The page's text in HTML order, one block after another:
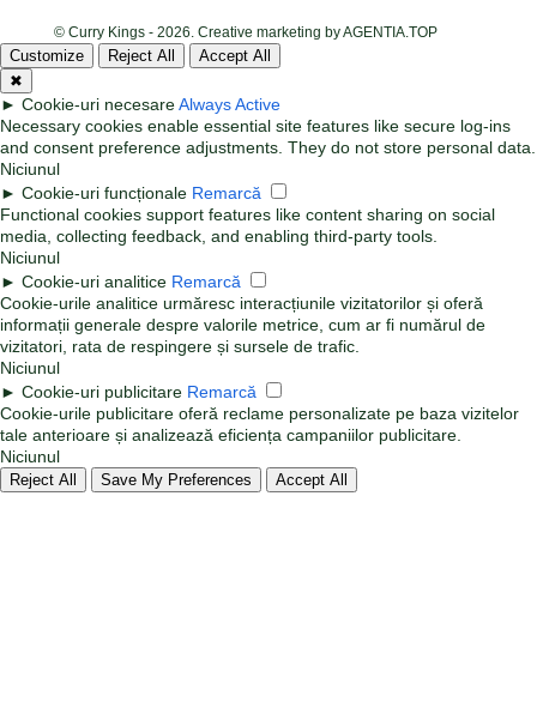
© Curry Kings - 2026. Creative marketing by AGENTIA.TOP
Customize Reject All
Accept All
✖
► Cookie-uri necesareAlways Active
Necessary cookies enable essential site features like secure log-ins
and consent preference adjustments. They do not store personal data.
Niciunul
► Cookie-uri funcționale Remarcă
Functional cookies support features like content sharing on social
media, collecting feedback, and enabling third-party tools.
Niciunul
► Cookie-uri analitice Remarcă
Cookie-urile analitice urmăresc interacțiunile vizitatorilor și oferă
informații generale despre valorile metrice, cum ar fi numărul de
vizitatori, rata de respingere și sursele de trafic.
Niciunul
► Cookie-uri publicitare Remarcă
Cookie-urile publicitare oferă reclame personalizate pe baza vizitelor
tale anterioare și analizează eficiența campaniilor publicitare.
Niciunul
Reject All Save My Preferences Accept All